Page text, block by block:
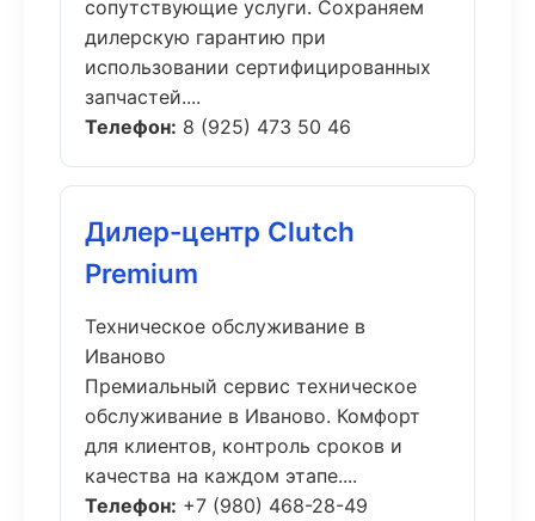
сопутствующие услуги. Сохраняем
дилерскую гарантию при
использовании сертифицированных
запчастей....
Телефон: 8 (925) 473 50 46
Дилер-центр Clutch
Premium
Техническое обслуживание в
Иваново
Премиальный сервис техническое
обслуживание в Иваново. Комфорт
для клиентов, контроль сроков и
качества на каждом этапе....
Телефон: +7 (980) 468-28-49